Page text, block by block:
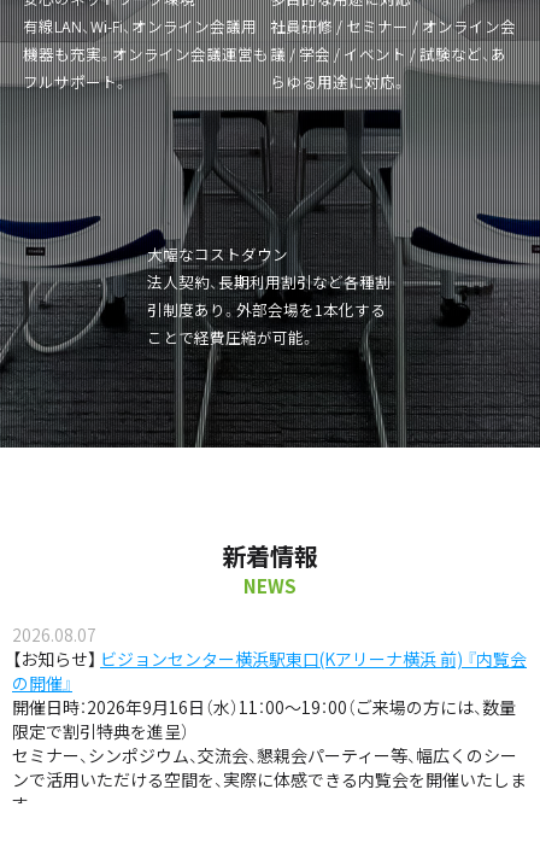
有線LAN、Wi-Fi、オンライン会議用
機器も充実。オンライン会議運営も
フルサポート。
社員研修 / セミナー / オンライン会
議 / 学会 / イベント / 試験など、あ
らゆる用途に対応。
大幅なコストダウン
法人契約、長期利用割引など各種割
引制度あり。外部会場を1本化する
ことで経費圧縮が可能。
新着情報
NEWS
2026.08.07
お知らせ
ビジョンセンター横浜駅東口(Kアリーナ横浜 前) 『内覧会
の開催』
開催日時：2026年9月16日（水）11：00～19：00（ご来場の方には、数量
限定で割引特典を進呈）
セミナー、シンポジウム、交流会、懇親会パーティー等、幅広くのシー
ンで活用いただける空間を、実際に体感できる内覧会を開催いたしま
す。